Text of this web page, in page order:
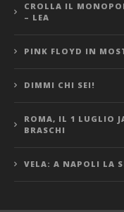
CROLLA IL
– LEA
PINK FLOYD IN
DIMMI CHI SEI!
ROMA, IL 1 LUGLIO
BRASCHI
VELA: A NAPOLI LA